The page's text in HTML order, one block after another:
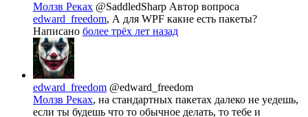
Молзв Реках @SaddledSharp Автор вопроса
edward_freedom, А для WPF какие есть пакеты?
Написано более трёх лет назад
edward_freedom @edward_freedom
Молзв Реках, на стандартных пакетах далеко не уедешь,
если ты будешь что то обычное делать, то тебе и